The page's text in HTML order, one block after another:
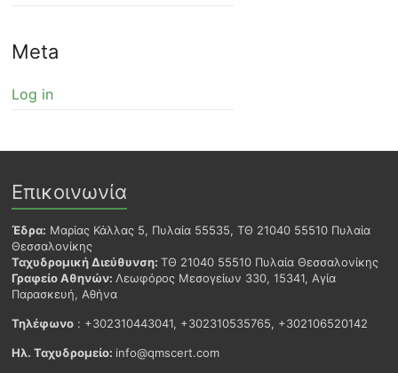
Meta
Log in
Επικοινωνία
Έδρα: Μαρίας Κάλλας 5, Πυλαία 55535, ΤΘ 21040 55510 Πυλαία
Θεσσαλονίκης
Ταχυδρομική Διεύθυνση:ΤΘ 21040 55510 Πυλαία Θεσσαλονίκης
Γραφείο Αθηνών: Λεωφόρος Μεσογείων 330, 15341, Αγία
Παρασκευή, Αθήνα
Τηλέφωνο : +302310443041, +302310535765, +302106520142
Ηλ. Ταχυδρομείο: info@qmscert.com